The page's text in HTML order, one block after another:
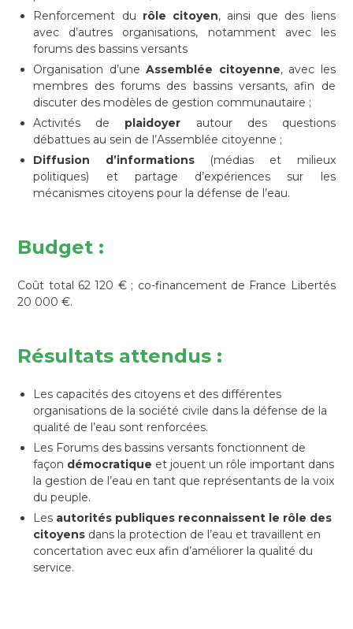
Renforcement du rôle citoyen, ainsi que des liens
avec d’autres organisations, notamment avec les
forums des bassins versants
Organisation d’uneAssemblée citoyenne, avec les
membres des forums des bassins versants, afin de
discuter des modèles de gestion communautaire ;
Activités de plaidoyer autour des questions
débattues au sein de l’Assemblée citoyenne ;
Diffusion d’informations(médias et milieux
politiques) et partage d’expériences sur les
mécanismes citoyens pour la défense de l’eau.
Budget :
Coût total 62 120 € ; co-financement de France Libertés
20 000 €.
Résultats attendus :
Les capacités des citoyens et des différentes
organisations de la société civile dans la défense de la
qualité de l’eau sont renforcées.
Les Forums des bassins versants fonctionnent de
façon démocratique et jouent un rôle important dans
la gestion de l’eau en tant que représentants de la voix
du peuple.
Les autorités publiques reconnaissent le rôle des
citoyens dans la protection de l’eau et travaillent en
concertation avec eux afin d’améliorer la qualité du
service.